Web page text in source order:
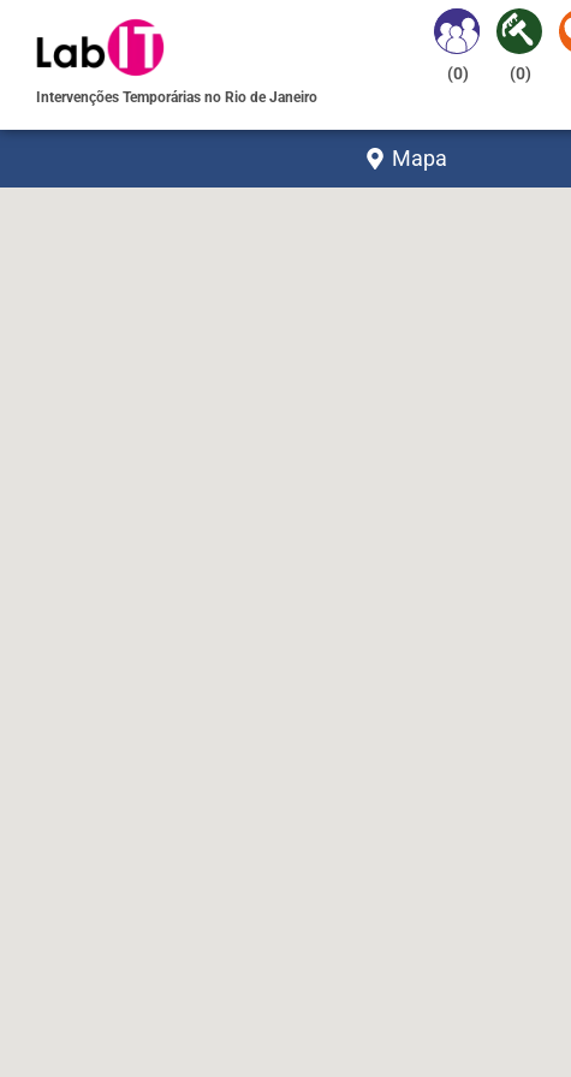
Intervenções Temporárias no Rio de Janeiro
(0) (0)
Mapa